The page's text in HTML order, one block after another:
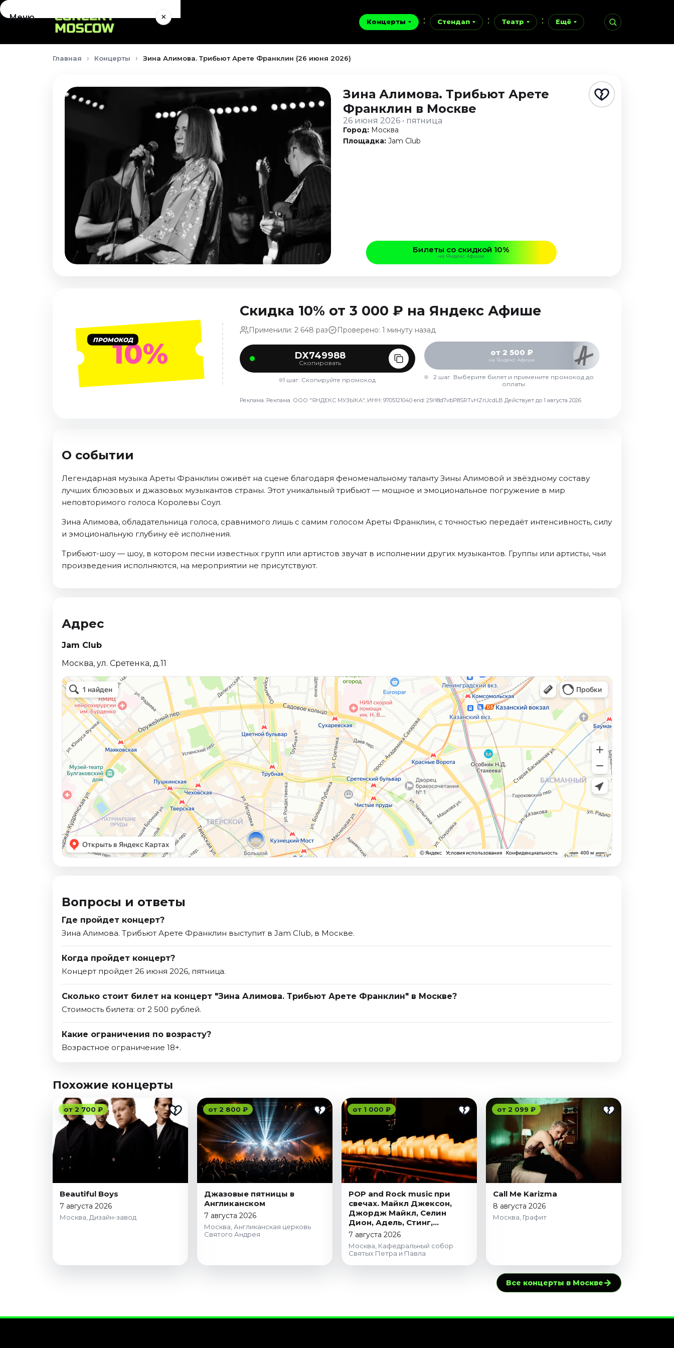
Концерты Стендап Театр Ещё
Меню ×
Концерты
Август 2026
Октябрь 2026
Сентябрь 2026
Октябрь 2026
Сентябрь 2026
Главная Концерты Зина Алимова. Трибьют Арете Франклин (26 июня 2026)
Зина Алимова. Трибьют Арете
Франклин в Москве
26 июня 2026 • пятница
Город: Москва
Площадка: Jam Club
Билеты со скидкой 10%
на Яндекс Афише
ПРОМОКОД10%
Скидка 10% от 3 000 ₽ на Яндекс Афише
Применили: 2 648 раз Проверено: 1 минуту назад
DX749988
Скопировать
1 шаг. Скопируйте промокод
от 2 500 ₽
на Яндекс Афише
2 шаг. Выберите билет и примените промокод до
оплаты
Реклама. Реклама. ООО "ЯНДЕКС МУЗЫКА", ИНН: 9705121040 erid: 25H8d7vbP8SRTvHZrUcdLB Действует до 1 августа 2026
О событии
Легендарная музыка Ареты Франклин оживёт на сцене благодаря феноменальному таланту Зины Алимовой и звёздному составу
лучших блюзовых и джазовых музыкантов страны. Этот уникальный трибьют — мощное и эмоциональное погружение в мир
неповторимого голоса Королевы Соул.
Зина Алимова, обладательница голоса, сравнимого лишь с самим голосом Ареты Франклин, с точностью передаёт интенсивность, силу
и эмоциональную глубину её исполнения.
Трибьют-шоу — шоу, в котором песни известных групп или артистов звучат в исполнении других музыкантов. Группы или артисты, чьи
произведения исполняются, на мероприятии не присутствуют.
Адрес
Jam Club
Москва, ул. Сретенка, д.11
Вопросы и ответы
Где пройдет концерт?
Зина Алимова. Трибьют Арете Франклин выступит в Jam Club, в Москве.
Когда пройдет концерт?
Концерт пройдет 26 июня 2026, пятница.
Сколько стоит билет на концерт "Зина Алимова. Трибьют Арете Франклин" в Москве?
Стоимость билета: от 2 500 рублей.
Какие ограничения по возрасту?
Возрастное ограничение 18+.
Похожие концерты
от 2 700 ₽
Beautiful Boys
7 августа 2026
Москва, Дизайн-завод
от 2 800 ₽
Джазовые пятницы в
Англиканском
7 августа 2026
Москва, Англиканская церковь
Святого Андрея
от 1 000 ₽
POP and Rock music при
свечах. Майкл Джексон,
Джордж Майкл, Селин
Дион, Адель, Стинг,
Coldplay
7 августа 2026
Москва, Кафедральный собор
Святых Петра и Павла
от 2 099 ₽
Call Me Karizma
8 августа 2026
Москва, Графит
Все концерты в Москве→